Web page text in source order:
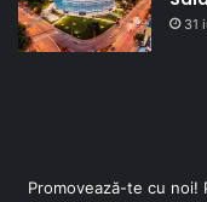
31
Promovează-te cu noi!